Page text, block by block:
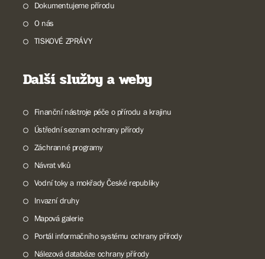
Dokumentujeme přírodu
O nás
TISKOVÉ ZPRÁVY
Další služby a weby
Finanční nástroje péče o přírodu a krajinu
Ústřední seznam ochrany přírody
Záchranné programy
Návrat vlků
Vodní toky a mokřady České republiky
Invazní druhy
Mapová galerie
Portál informačního systému ochrany přírody
Nálezová databáze ochrany přírody